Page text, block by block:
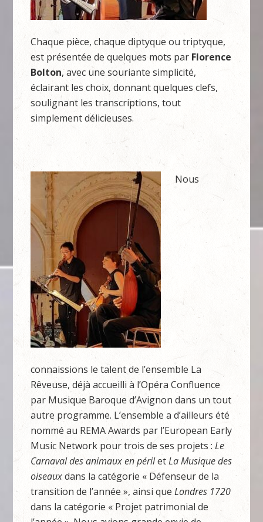
Chaque pièce, chaque diptyque ou triptyque,
est présentée de quelques mots par Florence
Bolton, avec une souriante simplicité,
éclairant les choix, donnant quelques clefs,
soulignant les transcriptions, tout
simplement délicieuses.
Nous
connaissions le talent de l’ensemble La
Rêveuse, déjà accueilli à l’Opéra Confluence
par Musique Baroque d’Avignon dans un tout
autre programme. L’ensemble a d’ailleurs été
nommé au REMA Awards par l’European Early
Music Network pour trois de ses projets :Le
Carnaval des animaux en périletLa Musique des
oiseauxdans la catégorie « Défenseur de la
transition de l’année », ainsi queLondres 1720
dans la catégorie « Projet patrimonial de